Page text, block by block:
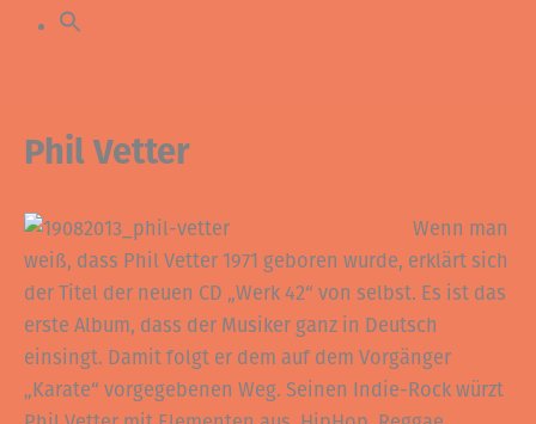
Phil Vetter
Wenn man
weiß, dass Phil Vetter 1971 geboren wurde, erklärt sich
der Titel der neuen CD „Werk 42“ von selbst. Es ist das
erste Album, dass der Musiker ganz in Deutsch
einsingt. Damit folgt er dem auf dem Vorgänger
„Karate“ vorgegebenen Weg. Seinen Indie-Rock würzt